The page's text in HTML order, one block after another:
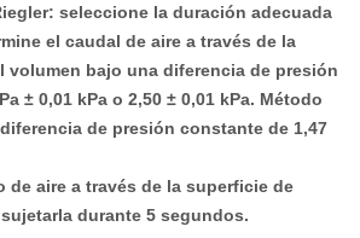
seleccione la duración adecuada
el caudal de aire a través de la
volumen bajo una diferencia de presión
± 0,01 kPa o 2,50 ± 0,01 kPa. Método
de presión constante de 1,47
de aire a través de la superficie de
durante 5 segundos.